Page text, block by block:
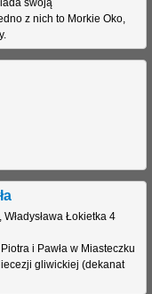
z nich to Morkie Oko,
Władysława Łokietka 4
i Pawła w Miasteczku
gliwickiej (dekanat